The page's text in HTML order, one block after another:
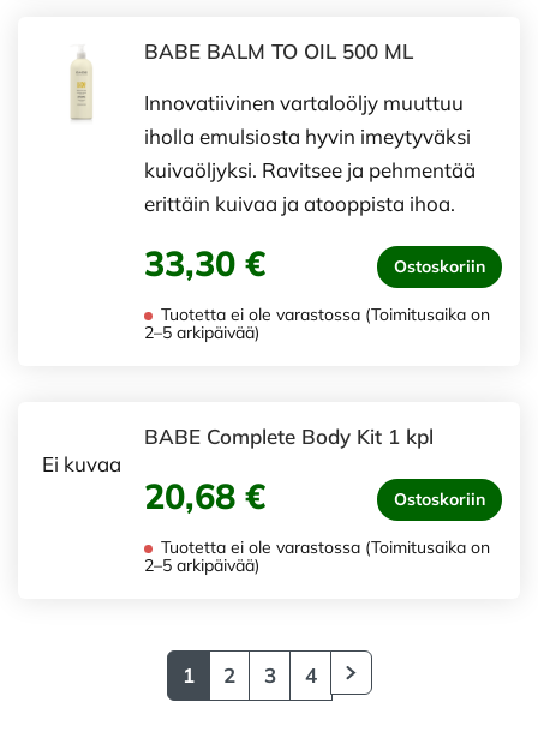
BABE BALM TO OIL 500 ML
Innovatiivinen vartaloöljy muuttuu
iholla emulsiosta hyvin imeytyväksi
kuivaöljyksi. Ravitsee ja pehmentää
erittäin kuivaa ja atooppista ihoa.
33,30 € Ostoskoriin
Tuotetta ei ole varastossa (Toimitusaika on
2–5 arkipäivää)
Ei kuvaa
BABE Complete Body Kit 1 kpl
20,68 € Ostoskoriin
Tuotetta ei ole varastossa (Toimitusaika on
2–5 arkipäivää)
1 2 3 4